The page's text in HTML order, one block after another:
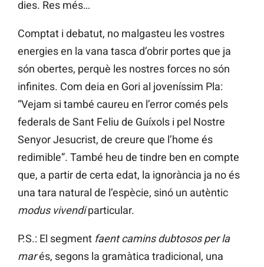
dies. Res més…
Comptat i debatut, no malgasteu les vostres
energies en la vana tasca d’obrir portes que ja
són obertes, perquè les nostres forces no són
infinites. Com deia en Gori al joveníssim Pla:
“Vejam si també caureu en l’error comés pels
federals de Sant Feliu de Guíxols i pel Nostre
Senyor Jesucrist, de creure que l’home és
redimible”. També heu de tindre ben en compte
que, a partir de certa edat, la ignorància ja no és
una tara natural de l’espècie, sinó un autèntic
modus vivendiparticular.
P.S.: El segment faent camins dubtosos per la
marés, segons la gramàtica tradicional, una